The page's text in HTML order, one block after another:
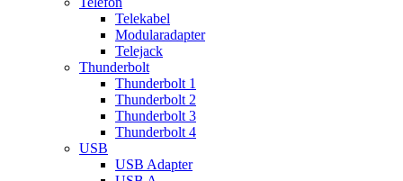
Telekabel
Modularadapter
Telejack
Thunderbolt
Thunderbolt 1
Thunderbolt 2
Thunderbolt 3
Thunderbolt 4
USB
USB Adapter